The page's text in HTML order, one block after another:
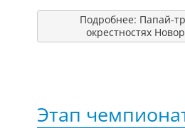
Подробнее: Папай-
окрестностях
Этап